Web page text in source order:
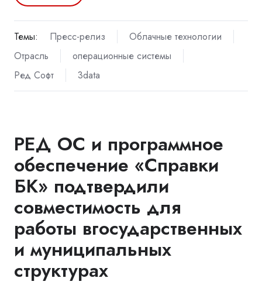
Темы: Пресс-релиз
Облачные технологии
Отрасль
операционные системы
Ред Софт
3data
РЕД ОС и программное
обеспечение «Справки
БК» подтвердили
совместимость для
работы вгосударственных
и муниципальных
структурах